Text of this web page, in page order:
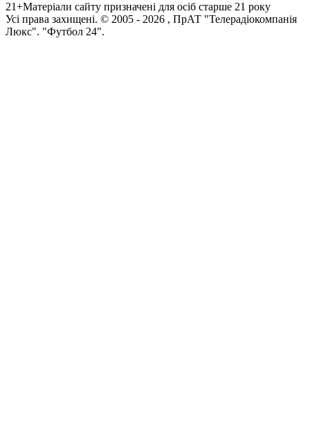
21+Матеріали сайту призначені для осіб старше 21 року
Усi права захищенi. © 2005 - 2026 , ПрАТ "Телерадіокомпанія
Люкс". "Футбол 24".